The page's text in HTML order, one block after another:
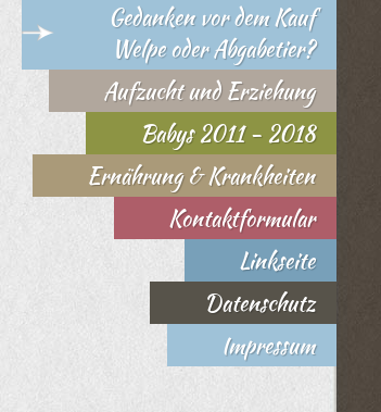
Gedanken vor dem Kauf
Welpe oder Abgabetier?
Aufzucht und Erziehung
Babys 2011 - 2018
Ernährung & Krankheiten
Kontaktformular
Linkseite
Datenschutz
Impressum